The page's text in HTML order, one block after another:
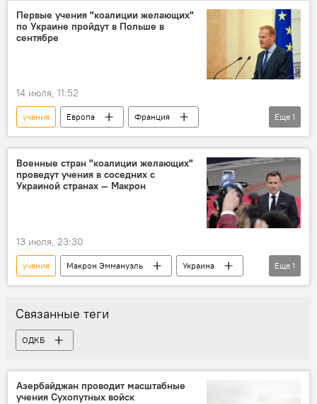
Первые учения "коалиции желающих"
по Украине пройдут в Польше в
сентябре
14 июля, 11:52
учения Европа
Франция
Польша
Украина
Еще 1
Военные стран "коалиции желающих"
проведут учения в соседних с
Украиной странах — Макрон
13 июля, 23:30
учения Макрон Эммануэль
Украина
Франция
Еще 1
Связанные теги
ОДКБ
Азербайджан проводит масштабные
учения Сухопутных войск